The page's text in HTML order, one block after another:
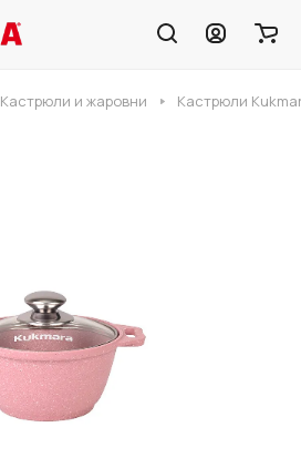
Кастрюли и жаровни Кастрюли